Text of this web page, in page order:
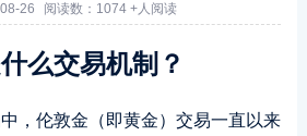
26 阅读数：1074 +人阅读
么交易机制？
，伦敦金（即黄金）交易一直以来